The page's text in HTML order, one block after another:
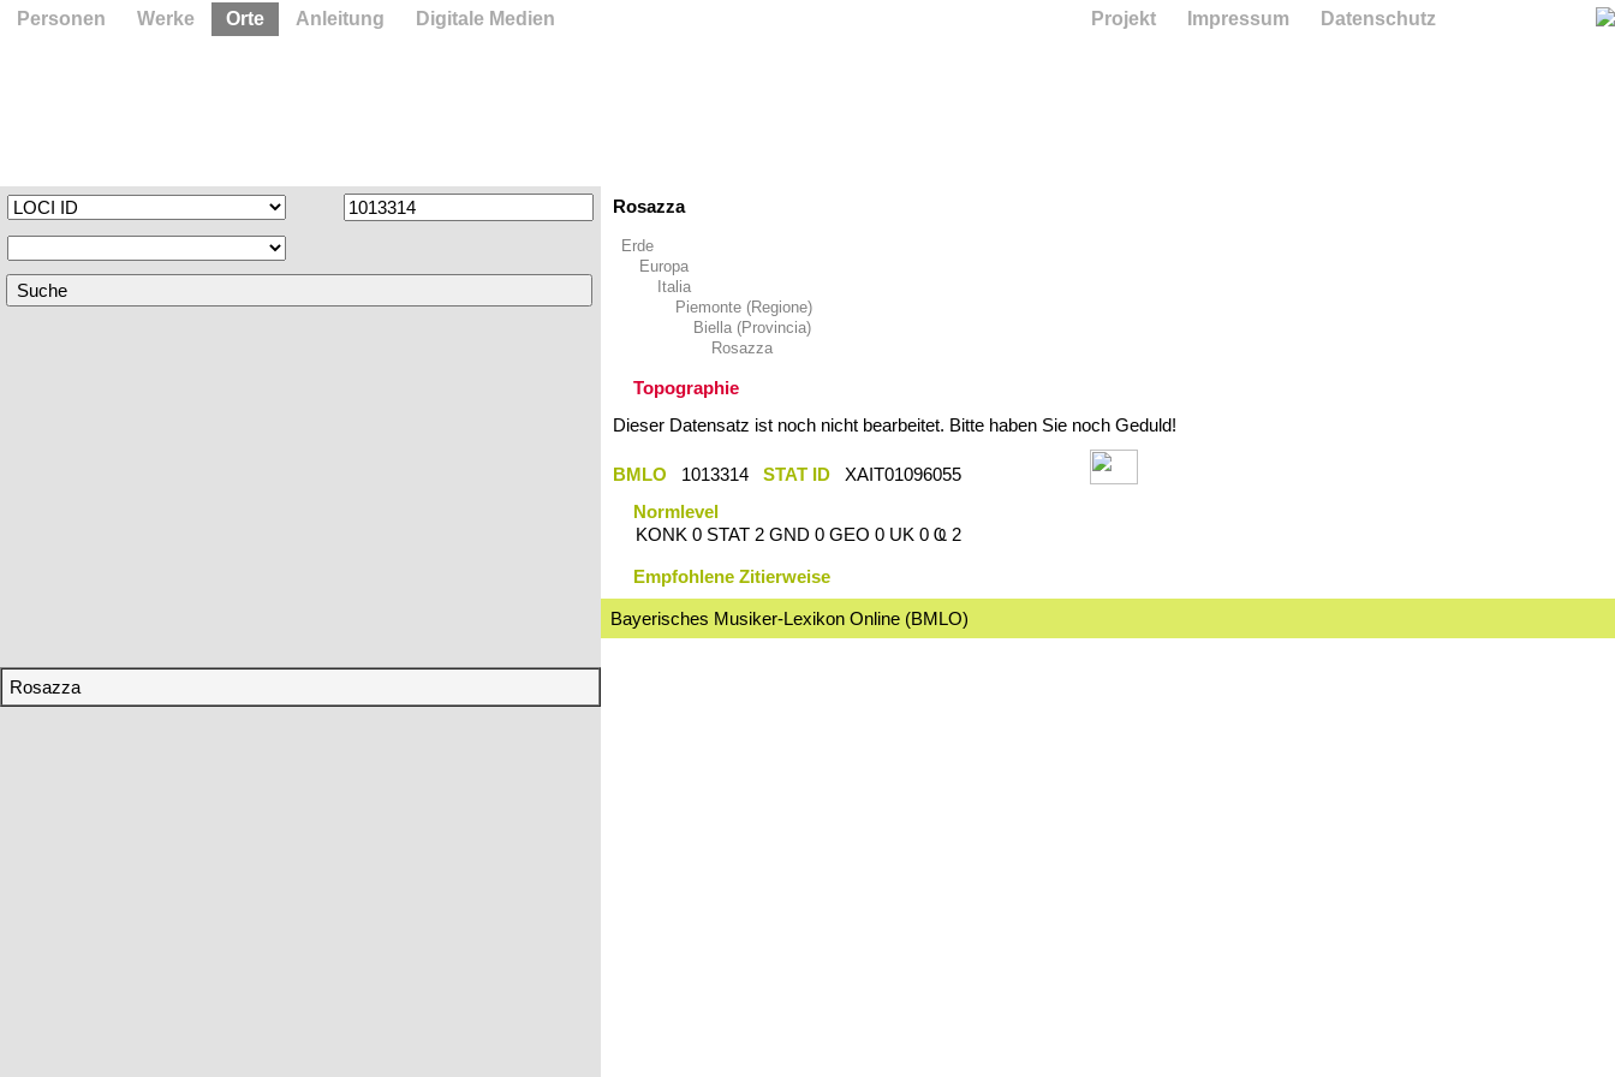
Rosazza
Rosazza
Erde
Europa
Italia
Piemonte (Regione)
Biella (Provincia)
Rosazza
Topographie
Dieser Datensatz ist noch nicht bearbeitet. Bitte haben Sie noch Geduld!
BMLO 1013314 STAT ID
XAIT01096055
Normlevel
KONK 0 STAT 2 GND 0 GEO 0 UK 0 Ҩ 2
Empfohlene Zitierweise
Bayerisches Musiker-Lexikon Online (BMLO)
Personen Werke Orte Anleitung Digitale Medien Projekt Impressum Datenschutz